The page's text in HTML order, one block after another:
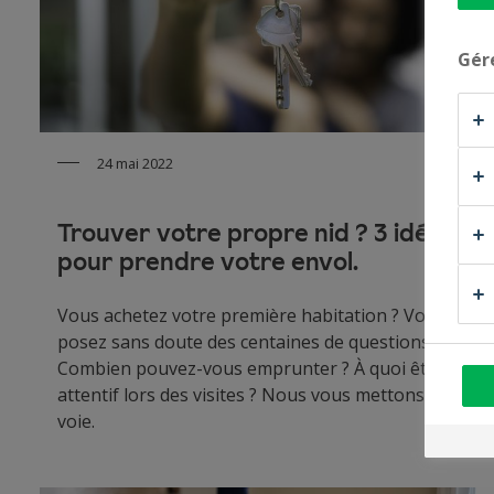
24 mai 2022
Trouver votre propre nid ? 3 idées
pour prendre votre envol.
Vous achetez votre première habitation ? Vous vous
posez sans doute des centaines de questions !
Combien pouvez-vous emprunter ? À quoi être
attentif lors des visites ? Nous vous mettons sur la
voie.